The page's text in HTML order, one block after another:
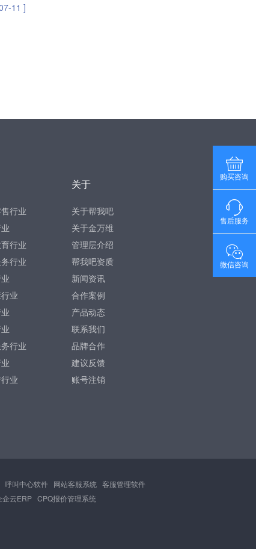
11 ]
行业
行业
行业
业
行业
业
关于
关于帮我吧
关于金万维
管理层介绍
帮我吧资质
新闻资讯
合作案例
产品动态
联系我们
品牌合作
建议反馈
账号注销
呼叫中心软件 网站客服系统 客服管理软件
企云ERP CPQ报价管理系统
购买咨询
售后服务
微信咨询